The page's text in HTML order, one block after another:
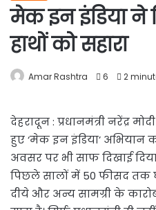
मेक इन इंडिया ने
हाथों को सहारा
Amar Rashtra 6 2
देहरादून : प्रधानमंत्री नरेंद्र
हुए ‘मेक इन इंडिया’ अभियान
अवसर पर भी साफ दिखाई
पिछले सालों में 50 फीसद तक
दीये और अन्य सामग्री के